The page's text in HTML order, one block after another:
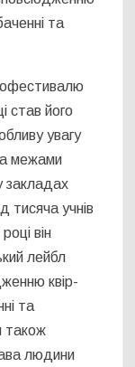
та
став його
увагу
межами
закладах
тисяча учнів
він
лейбл
квір-
та
також
людини